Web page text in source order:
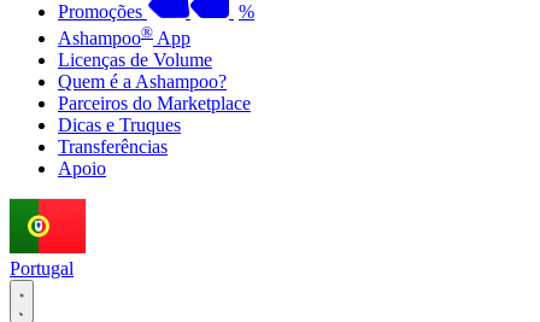
Promoções
%
Ashampoo® App
Licenças de Volume
Quem é a Ashampoo?
Parceiros do Marketplace
Dicas e Truques
Transferências
Apoio
Portugal